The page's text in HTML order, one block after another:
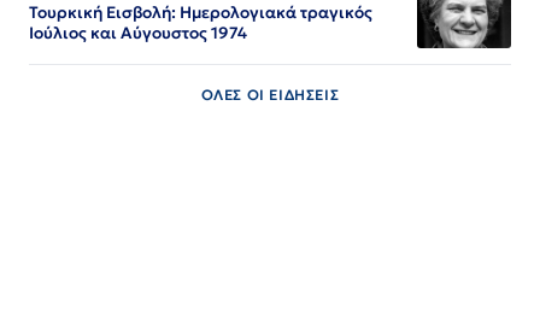
Τουρκική Εισβολή: Ημερολογιακά τραγικός
Ιούλιος και Αύγουστος 1974
ΟΛΕΣ ΟΙ ΕΙΔΗΣΕΙΣ